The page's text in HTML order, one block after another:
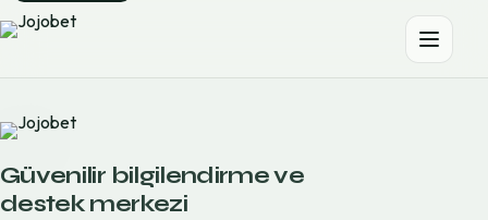
Güvenilir bilgilendirme ve
destek merkezi